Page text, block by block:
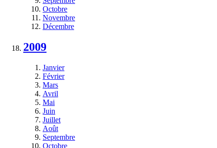
Octobre
Novembre
Décembre
2009
Janvier
Février
Mars
Avril
Mai
Juin
Juillet
Août
Septembre
Octobre